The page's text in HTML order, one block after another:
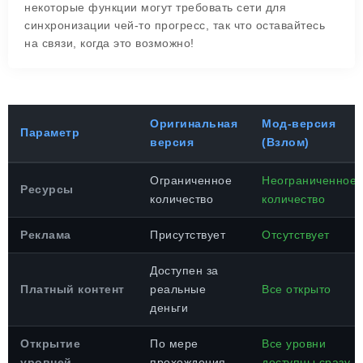
некоторые функции могут требовать сети для
синхронизации чей-то прогресс, так что оставайтесь
на связи, когда это возможно!
Параметр
Оригинальная
версия
Мод-версия
(Взлом)
Ресурсы
Ограниченное
количество
Неограниченное
количество
Реклама Присутствует Отсутствует
Платный контент
Доступен за
реальные
деньги
Все открыто
Открытие
По мере
Все уровни